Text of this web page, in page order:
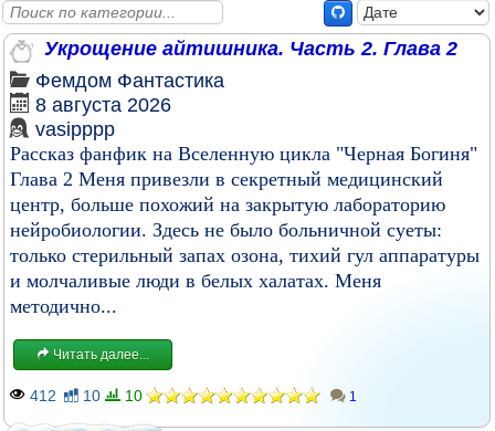
Укрощение айтишника. Часть 2. Глава 2
Фемдом Фантастика
8 августа 2026
vasipppp
Рассказ фанфик на Вселенную цикла "Черная Богиня"
Глава 2 Меня привезли в секретный медицинский
центр, больше похожий на закрытую лабораторию
нейробиологии. Здесь не было больничной суеты:
только стерильный запах озона, тихий гул аппаратуры
и молчаливые люди в белых халатах. Меня
методично...
Читать далее...
412 10 10 1